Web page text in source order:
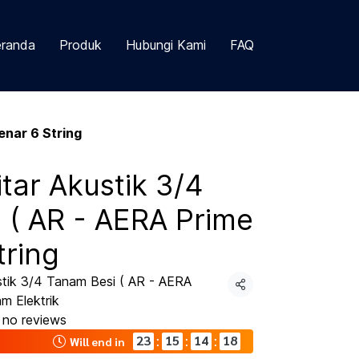
Produk Hubungi Kami FAQ
6 String
Akustik 3/4
AR - AERA Prime
3/4 Tanam Besi ( AR - AERA
Elektrik
no reviews
Share
Will end in 23 : 15 : 14 : 17